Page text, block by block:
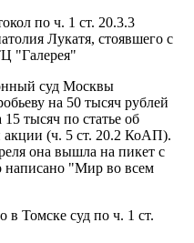
по ч. 1 ст. 20.3.3
Лукатя, стоявшего с
"Галерея"
суд Москвы
на 50 тысяч рублей
тысяч по статье об
акции (ч. 5 ст. 20.2 КоАП).
она вышла на пикет с
написано "Мир во всем
в Томске суд по ч. 1 ст.